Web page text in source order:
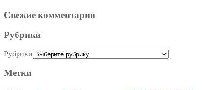
Свежие комментарии
Рубрики
Рубрики
Метки